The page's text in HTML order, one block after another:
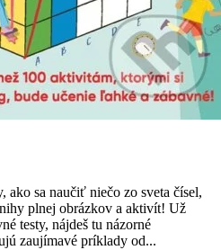
ako sa naučiť niečo zo sveta čísel,
plnej obrázkov a aktivít! Už
testy, nájdeš tu názorné
zaujímavé príklady od...